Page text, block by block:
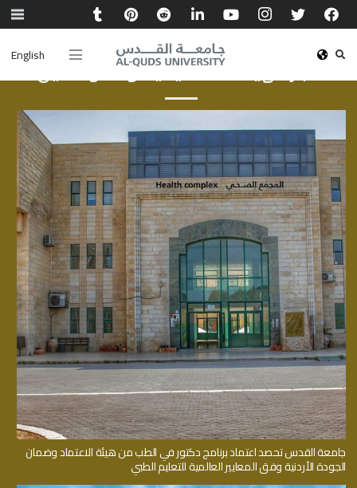
Englishأخبار الهيئة الأكاديمية والموظفين
جامعة القدس تحصد اعتماد برنامج دكتور في الطب من هيئة الاعتماد وضمان
الجودة الأردنية وفق المعايير العالمية للتعليم الطبي